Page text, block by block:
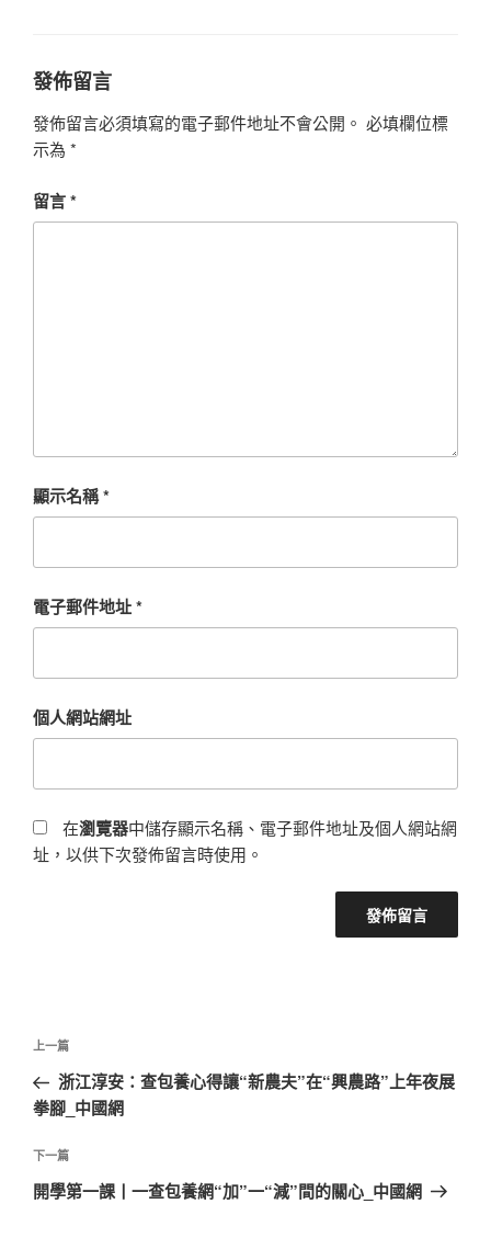
發佈留言
發佈留言必須填寫的電子郵件地址不會公開。 必填欄位標
示為 *
留言*
顯示名稱*
電子郵件地址*
個人網站網址
在瀏覽器中儲存顯示名稱、電子郵件地址及個人網站網
址，以供下次發佈留言時使用。
文
導
覽
上
一
篇
章
上一篇
浙江淳安：查包養心得讓“新農夫”在“興農路”上年夜展
拳腳_中國網
下
一
下一篇
開學第一課丨一查包養網“加”一“減”間的關心_中國網